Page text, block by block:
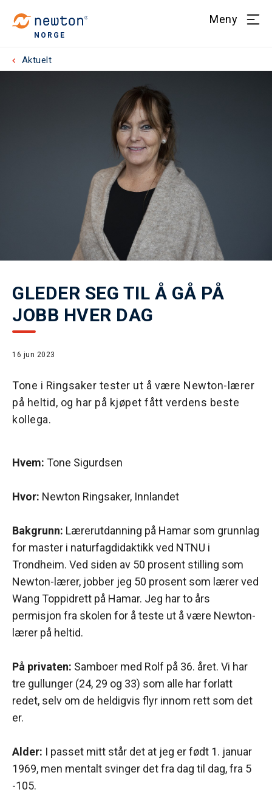
NORGE
Meny
Aktuelt
GLEDER SEG TIL Å GÅ PÅ
JOBB HVER DAG
16 jun 2023
Tone i Ringsaker tester ut å være Newton-lærer
på heltid, og har på kjøpet fått verdens beste
kollega.
Hvem: Tone Sigurdsen
Hvor: Newton Ringsaker, Innlandet
Bakgrunn: Lærerutdanning på Hamar som grunnlag
for master i naturfagdidaktikk ved NTNU i
Trondheim. Ved siden av 50 prosent stilling som
Newton-lærer, jobber jeg 50 prosent som lærer ved
Wang Toppidrett på Hamar. Jeg har to års
permisjon fra skolen for å teste ut å være Newton-
lærer på heltid.
På privaten: Samboer med Rolf på 36. året. Vi har
tre gullunger (24, 29 og 33) som alle har forlatt
redet, selv om de heldigvis flyr innom rett som det
er.
Alder: I passet mitt står det at jeg er født 1. januar
1969, men mentalt svinger det fra dag til dag, fra 5
-105.